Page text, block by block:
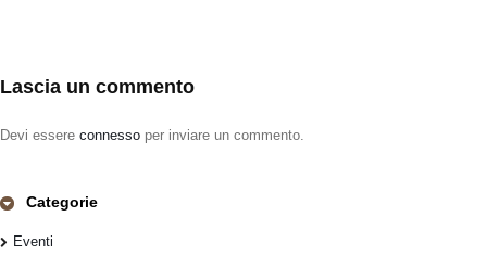
Lascia un commento
Devi essere connesso per inviare un commento.
Categorie
Eventi